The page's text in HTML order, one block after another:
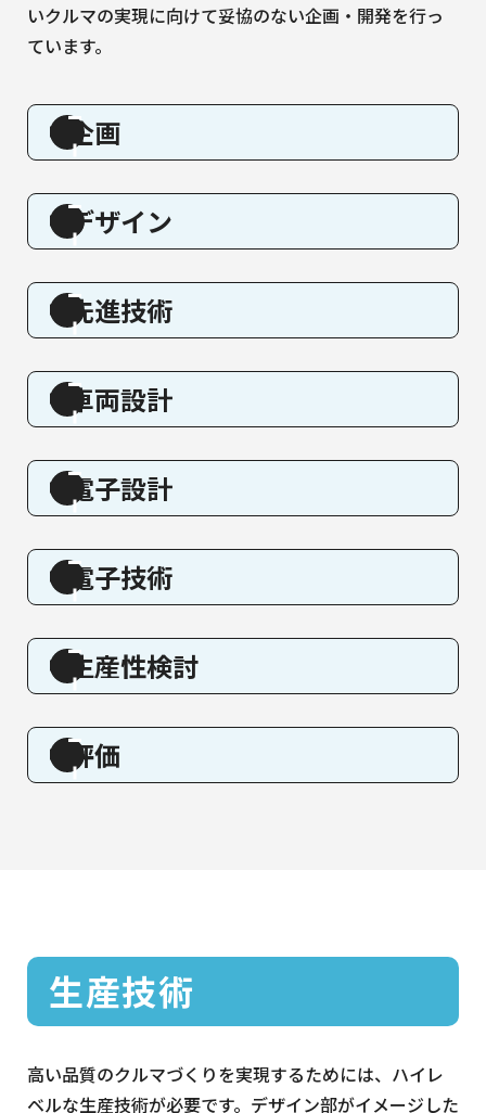
いクルマの実現に向けて妥協のない企画・開発を行っ
ています。
企画
デザイン
先進技術
車両設計
電子設計
電子技術
生産性検討
評価
⽣産技術
高い品質のクルマづくりを実現するためには、ハイレ
ベルな生産技術が必要です。デザイン部がイメージした